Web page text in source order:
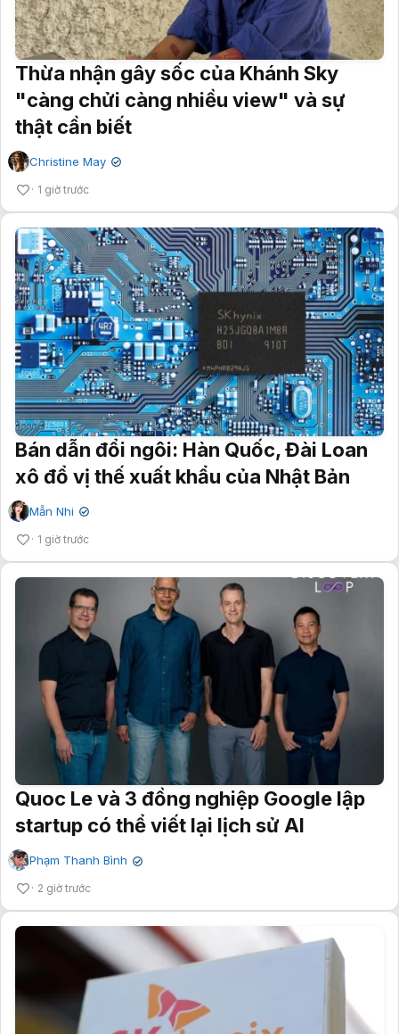
Thừa nhận gây sốc của Khánh Sky
"càng chửi càng nhiều view" và sự
thật cần biết
Christine May ✔
1 giờ trước
Bán dẫn đổi ngôi: Hàn Quốc, Đài Loan
xô đổ vị thế xuất khẩu của Nhật Bản
Mẫn Nhi ✔
1 giờ trước
Quoc Le và 3 đồng nghiệp Google lập
startup có thể viết lại lịch sử AI
Phạm Thanh Bình ✔
2 giờ trước